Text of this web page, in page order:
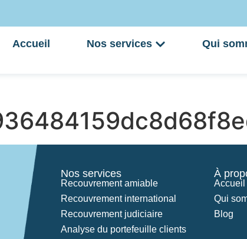
Accueil Nos services Qui
Nos services
Recouvrement amiable
Recouvrement international
Recouvrement judiciaire
Analyse du portefeuille clients
À
Accueil
Qui
Blog